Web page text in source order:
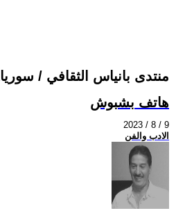
11منتدى بانياس الثقافي / سوريا
هاتف بشبوش
2023 / 8 / 9
الادب والفن